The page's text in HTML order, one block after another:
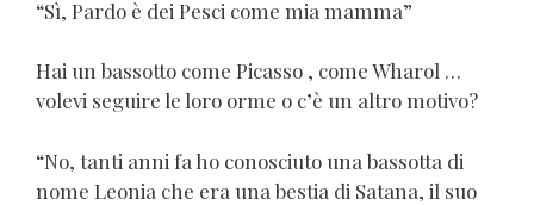
“Sì, Pardo è dei Pesci come mia mamma”
Hai un bassotto come Picasso , come Wharol …
volevi seguire le loro orme o c’è un altro motivo?
“No, tanti anni fa ho conosciuto una bassotta di
nome Leonia che era una bestia di Satana, il suo